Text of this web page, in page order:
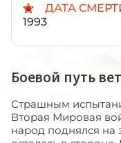
ДАТА
1993
Боевой путь
Страшным
Вторая Мировая
народ поднялся